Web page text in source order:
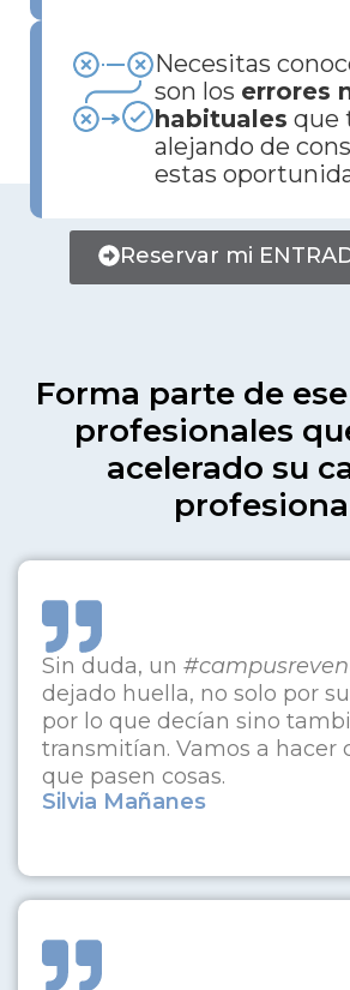
Necesitas
son los errores
habituales que
alejando de
estas
Reservar mi
Forma parte de
profesionales
acelerado su
Sin duda, un
dejado huella, no solo por
por lo que decían sino
transmitían. Vamos a hacer
que pasen cosas.
Silvia Mañanes